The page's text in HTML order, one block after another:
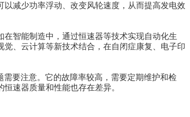
减少功率浮动、改变风轮速度，从而提高发电效
智能制造中，通过恒速器等技术实现自动化生
、云计算等新技术结合，在自闭症康复、电子印
要注意。它的故障率较高，需要定期维护和检
速器质量和性能也存在差异。